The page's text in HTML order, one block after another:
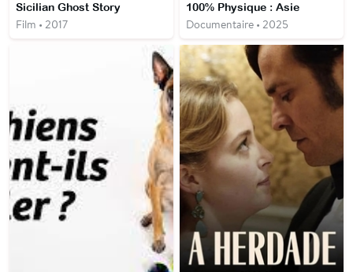
Sicilian Ghost Story
Film • 2017
100% Physique : Asie
Documentaire • 2025